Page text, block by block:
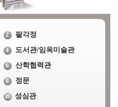
2 팔각정
4 도서관/임옥미술관
6 산학협력관
8 정문
10 성심관